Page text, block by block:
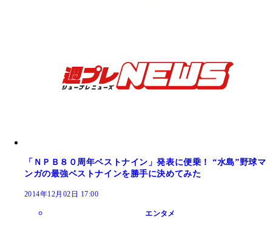
「ＮＰＢ８０周年ベストナイン」発表に便乗！ “水島”野球マ
ンガの最強ベストナインを勝手に決めてみた
2014年12月02日 17:00
エンタメ